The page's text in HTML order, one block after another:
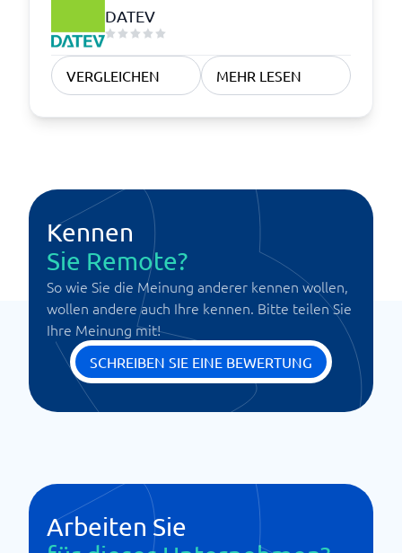
DATEV
VERGLEICHEN MEHR LESEN
Kennen
Sie Remote?
So wie Sie die Meinung anderer kennen wollen,
wollen andere auch Ihre kennen. Bitte teilen Sie
Ihre Meinung mit!
SCHREIBEN SIE EINE BEWERTUNG
Arbeiten Sie